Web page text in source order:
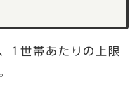
1世帯あたりの上限